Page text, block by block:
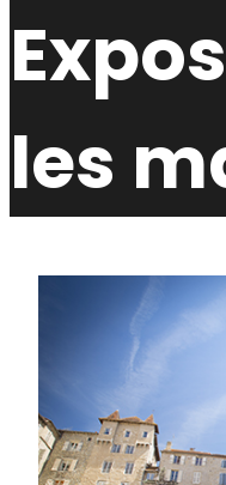
les